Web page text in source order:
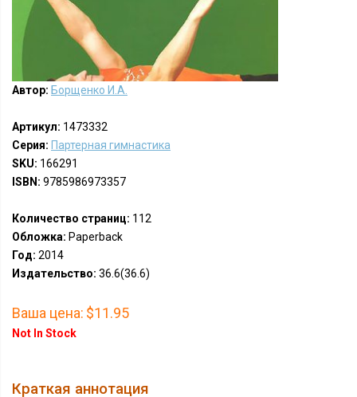
Автор: Борщенко И.А.
Артикул: 1473332
Серия: Партерная гимнастика
SKU: 166291
ISBN: 9785986973357
Количество страниц: 112
Обложка: Paperback
Год: 2014
Издательство: 36.6(36.6)
Ваша цена: $11.95
Not In Stock
Краткая аннотация